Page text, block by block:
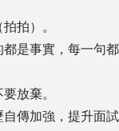
拍）。
是事實，每一句都
放棄。
自傳加強，提升面